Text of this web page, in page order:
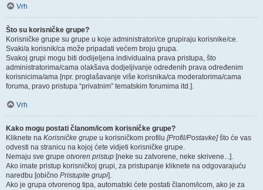
Vrh
Što su korisničke grupe?
Korisničke grupe su grupe u koje administratori/ce grupiraju korisnike/ce.
Svaki/a korisnik/ca može pripadati većem broju grupa.
Svakoj grupi mogu biti dodijeljena individualna prava pristupa, što
administratorima/cama olakšava dodjeljivanje određenih prava određenim
korisnicima/ama [npr. proglašavanje više korisnika/ca moderatorima/cama
foruma, pravo pristupa “privatnim” tematskim forumima itd.].
Vrh
Kako mogu postati članom/icom korisničke grupe?
Kliknete na Korisničke grupe u korisničkom profilu [Profil/Postavke]što će vas
odvesti na stranicu na kojoj ćete vidjeti korisničke grupe.
Nemaju sve grupe otvoren pristup [neke su zatvorene, neke skrivene...].
Ako imate pristup korisničkoj grupi, za pristupanje kliknete na odgovarajuću
naredbu [obično Pristupite grupi].
Ako je grupa otvorenog tipa, automatski ćete postati članom/icom, ako je za